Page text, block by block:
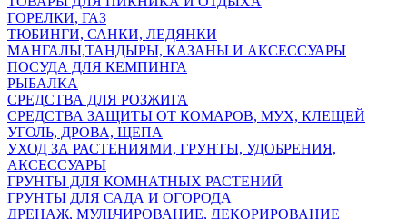
ГОРЕЛКИ, ГАЗ
ТЮБИНГИ, САНКИ, ЛЕДЯНКИ
МАНГАЛЫ,ТАНДЫРЫ, КАЗАНЫ И АКСЕССУАРЫ
ПОСУДА ДЛЯ КЕМПИНГА
РЫБАЛКА
СРЕДСТВА ДЛЯ РОЗЖИГА
СРЕДСТВА ЗАЩИТЫ ОТ КОМАРОВ, МУХ, КЛЕЩЕЙ
УГОЛЬ, ДРОВА, ЩЕПА
УХОД ЗА РАСТЕНИЯМИ, ГРУНТЫ, УДОБРЕНИЯ,
АКСЕССУАРЫ
ГРУНТЫ ДЛЯ КОМНАТНЫХ РАСТЕНИЙ
ГРУНТЫ ДЛЯ САДА И ОГОРОДА
ДРЕНАЖ, МУЛЬЧИРОВАНИЕ, ДЕКОРИРОВАНИЕ